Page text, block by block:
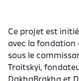
Ce projet est
avec la fondation
sous le
Troitskyi,